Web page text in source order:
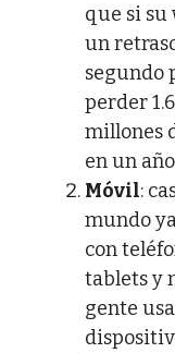
que si su
un
segundo
perder
millones
en un
Móvil:
mundo
con
tablets y
gente